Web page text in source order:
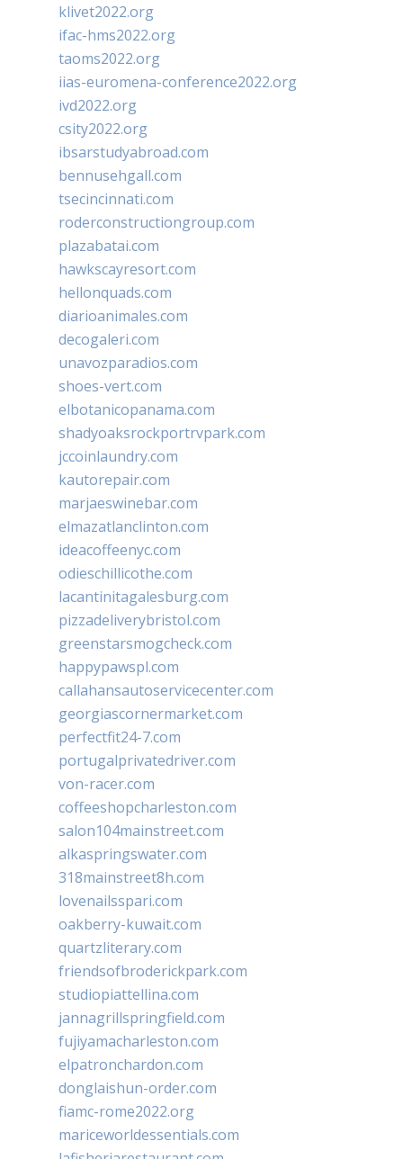
klivet2022.org
ifac-hms2022.org
taoms2022.org
iias-euromena-conference2022.org
ivd2022.org
csity2022.org
ibsarstudyabroad.com
bennusehgall.com
tsecincinnati.com
roderconstructiongroup.com
plazabatai.com
hawkscayresort.com
hellonquads.com
diarioanimales.com
decogaleri.com
unavozparadios.com
shoes-vert.com
elbotanicopanama.com
shadyoaksrockportrvpark.com
jccoinlaundry.com
kautorepair.com
marjaeswinebar.com
elmazatlanclinton.com
ideacoffeenyc.com
odieschillicothe.com
lacantinitagalesburg.com
pizzadeliverybristol.com
greenstarsmogcheck.com
happypawspl.com
callahansautoservicecenter.com
georgiascornermarket.com
perfectfit24-7.com
portugalprivatedriver.com
von-racer.com
coffeeshopcharleston.com
salon104mainstreet.com
alkaspringswater.com
318mainstreet8h.com
lovenailsspari.com
oakberry-kuwait.com
quartzliterary.com
friendsofbroderickpark.com
studiopiattellina.com
jannagrillspringfield.com
fujiyamacharleston.com
elpatronchardon.com
donglaishun-order.com
fiamc-rome2022.org
mariceworldessentials.com